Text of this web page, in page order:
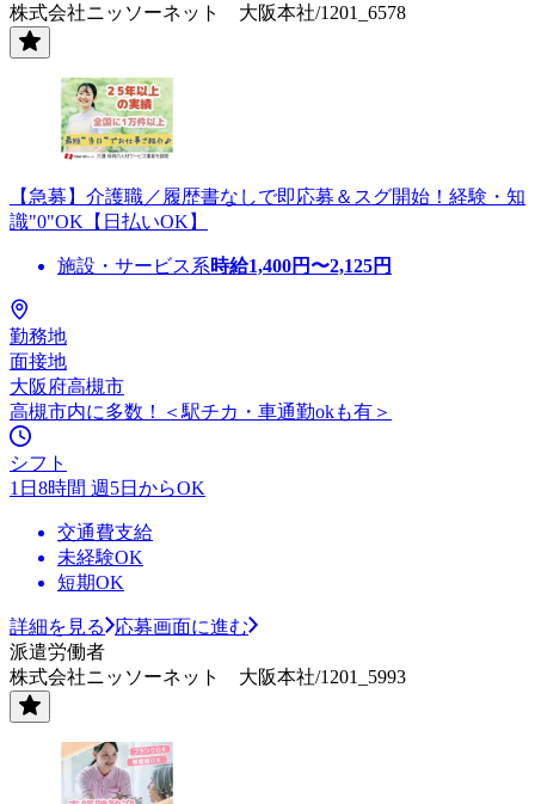
株式会社ニッソーネット 大阪本社/1201_6578
【急募】介護職／履歴書なしで即応募＆スグ開始！経験・知
識"0"OK【日払いOK】
施設・サービス系時給1,400円〜2,125円
勤務地
面接地
大阪府高槻市
高槻市内に多数！＜駅チカ・車通勤okも有＞
シフト
1日8時間 週5日からOK
交通費支給
未経験OK
短期OK
詳細を見る
応募画面に進む
派遣労働者
株式会社ニッソーネット 大阪本社/1201_5993